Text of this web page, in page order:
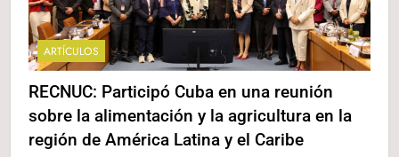
ARTÍCULOS
RECNUC: Participó Cuba en una reunión
sobre la alimentación y la agricultura en la
región de América Latina y el Caribe